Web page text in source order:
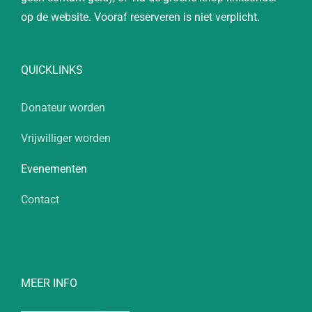
op de website. Vooraf reserveren is niet verplicht.
QUICKLINKS
Donateur worden
Vrijwilliger worden
Evenementen
Contact
MEER INFO